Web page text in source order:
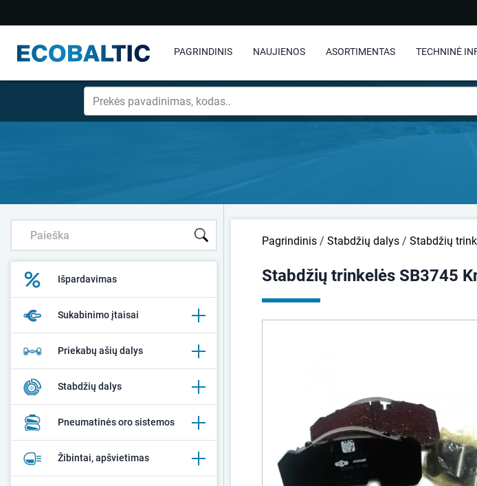
PAGRINDINIS NAUJIENOS ASORTIMENTAS TECHNINĖ
Išpardavimas
Sukabinimo įtaisai
Priekabų ašių dalys
Stabdžių dalys
Pneumatinės oro sistemos
Žibintai, apšvietimas
Pagrindinis / Stabdžių dalys / Stabdžių
Stabdžių trinkelės SB3745